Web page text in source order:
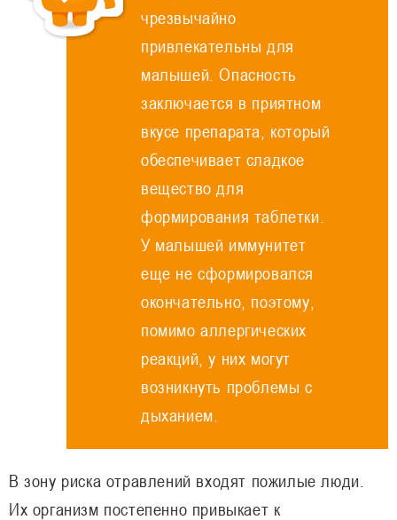
чрезвычайно
привлекательны для
малышей. Опасность
заключается в приятном
вкусе препарата, который
обеспечивает сладкое
вещество для
формирования таблетки.
У малышей иммунитет
еще не сформировался
окончательно, поэтому,
помимо аллергических
реакций, у них могут
возникнуть проблемы с
дыханием.
В зону риска отравлений входят пожилые люди.
Их организм постепенно привыкает к